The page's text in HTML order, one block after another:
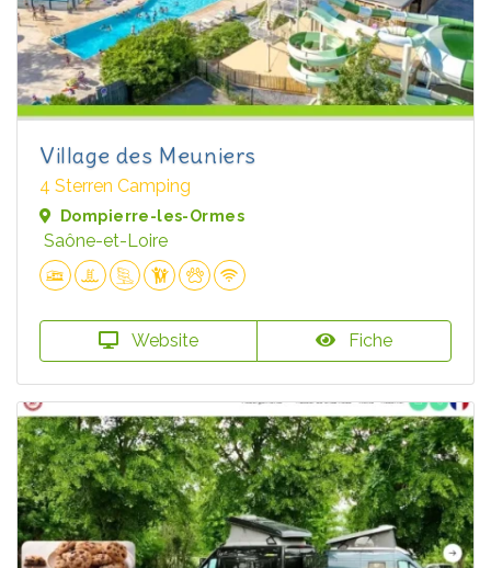
Village des Meuniers
4 Sterren Camping
Dompierre-les-Ormes
Saône-et-Loire
Website Fiche